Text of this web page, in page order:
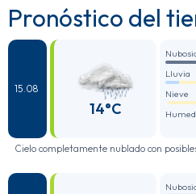
Pronóstico del
15.08
14°C
Lluvia
Nieve
Cielo completamente nublado con